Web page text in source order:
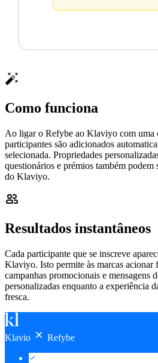
Como funciona
Ao ligar o Refybe ao Klaviyo com uma
participantes são adicionados
selecionada. Propriedades
questionários e prémios também podem
do Klaviyo.
Resultados instantâneos
Cada participante que se inscreve
Klaviyo. Isto permite às marcas acionar
campanhas promocionais e mensagens
personalizadas enquanto a experiência
fresca.
Klavio Refybe